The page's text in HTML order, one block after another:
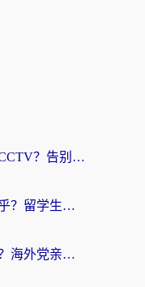
海外党亲测：在海外如何看CCTV？告别“仅限大陆播放”的实用指南
央视影音在海外可以看吗知乎？留学生亲测：3步解决地域限制+追剧自由
在国外怎么看咪咕视频软件？海外党亲测有效的回国加速方案